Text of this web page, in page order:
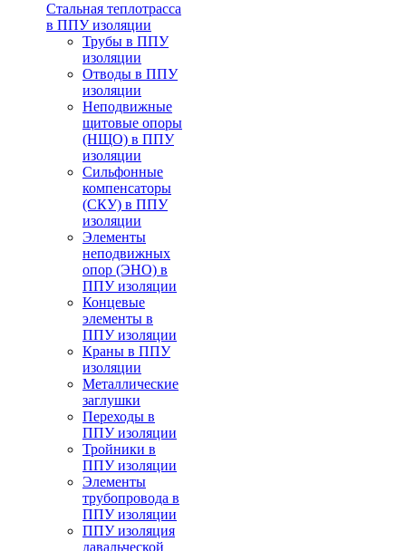
Стальная теплотрасса
в ППУ изоляции
Трубы в ППУ
изоляции
Отводы в ППУ
изоляции
Неподвижные
щитовые опоры
(НЩО) в ППУ
изоляции
Cильфонные
компенсаторы
(СКУ) в ППУ
изоляции
Элементы
неподвижных
опор (ЭНО) в
ППУ изоляции
Концевые
элементы в
ППУ изоляции
Краны в ППУ
изоляции
Металлические
заглушки
Переходы в
ППУ изоляции
Тройники в
ППУ изоляции
Элементы
трубопровода в
ППУ изоляции
ППУ изоляция
давальческой